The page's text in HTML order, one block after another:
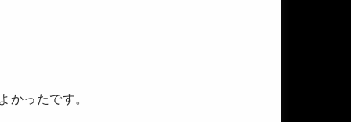
かったです。